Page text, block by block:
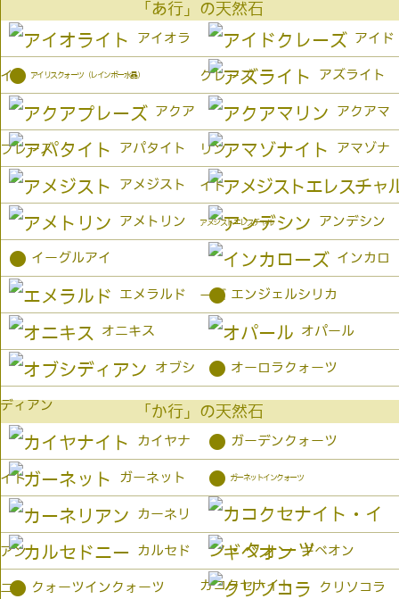
「あ行」の天然石
アイオラ
イト
アイド
クレーズ
● アイリスクォーツ（レインボー水晶） アズライト
アクア
プレーズ
アクアマ
リン
アパタイト アマゾナ
イト
アメジスト
アメジストエレスチャル
アメトリン アンデシン
● イーグルアイ インカロ
ーズ
エメラルド ● エンジェルシリカ
オニキス オパール
オブシ
ディアン
● オーロラクォーツ
「か行」の天然石
カイヤナ
イト
● ガーデンクォーツ
ガーネット ● ガーネットインクォーツ
カーネリ
アン
カコクセナイト
カルセド
ニー
ギベオン
● クォーツインクォーツ クリソコラ